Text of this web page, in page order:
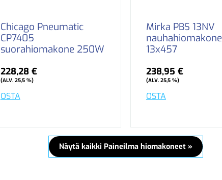
Chicago Pneumatic
CP7405
suorahiomakone 250W
228,28 €
(ALV. 25,5 %)
OSTA
Mirka PBS 13NV
nauhahiomakone
13x457
238,95 €
(ALV. 25,5 %)
OSTA
Näytä kaikki Paineilma hiomakoneet »